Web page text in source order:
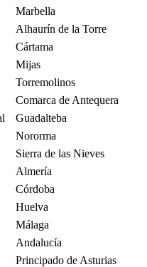
Marbella
Alhaurín de la Torre
Cártama
Mijas
Torremolinos
Comarca de Antequera
Guadalteba
Nororma
Sierra de las Nieves
Almería
Córdoba
Huelva
Málaga
Andalucía
Principado de Asturias